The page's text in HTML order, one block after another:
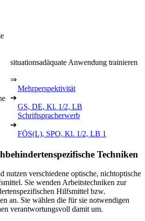
situationsadäquate Anwendung trainieren
⇒
Mehrperspektivität
➔
GS, DE, Kl. 1/2, LB
Schriftspracherwerb
➔
FÖS(L), SPO, Kl. 1/2, LB 1
Techniken
nutzen verschiedene optische, nichtoptische
Sie wenden Arbeitstechniken zur
Hilfsmittel bzw.
an. Sie wählen die für sie notwendigen
verantwortungsvoll damit um.